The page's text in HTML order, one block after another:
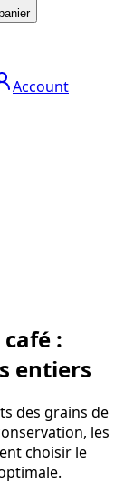
Account
:
entiers
des grains de
les
choisir le